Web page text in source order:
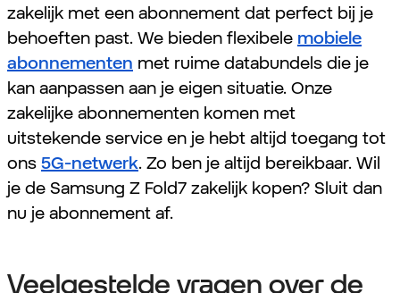
zakelijk met een abonnement dat perfect bij je
behoeften past. We bieden flexibele mobiele
abonnementen met ruime databundels die je
kan aanpassen aan je eigen situatie. Onze
zakelijke abonnementen komen met
uitstekende service en je hebt altijd toegang tot
ons 5G-netwerk. Zo ben je altijd bereikbaar. Wil
je de Samsung Z Fold7 zakelijk kopen? Sluit dan
nu je abonnement af.
Veelgestelde vragen over de